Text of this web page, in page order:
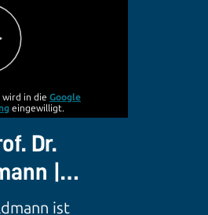
wird in die Google
eingewilligt.
Dr.
|
Steinbeis-
ist